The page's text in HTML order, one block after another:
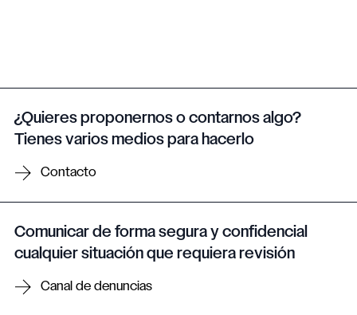
¿Quieres proponernos o contarnos algo?
Tienes varios medios para hacerlo
Contacto
Comunicar de forma segura y confidencial
cualquier situación que requiera revisión
Canal de denuncias